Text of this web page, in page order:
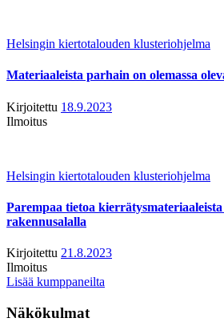
Helsingin kiertotalouden klusteriohjelma
Materiaaleista parhain on olemassa
Kirjoitettu 18.9.2023
Ilmoitus
Helsingin kiertotalouden klusteriohjelma
Parempaa tietoa
rakennusalalla
Kirjoitettu 21.8.2023
Ilmoitus
Lisää kumppaneilta
Näkökulmat